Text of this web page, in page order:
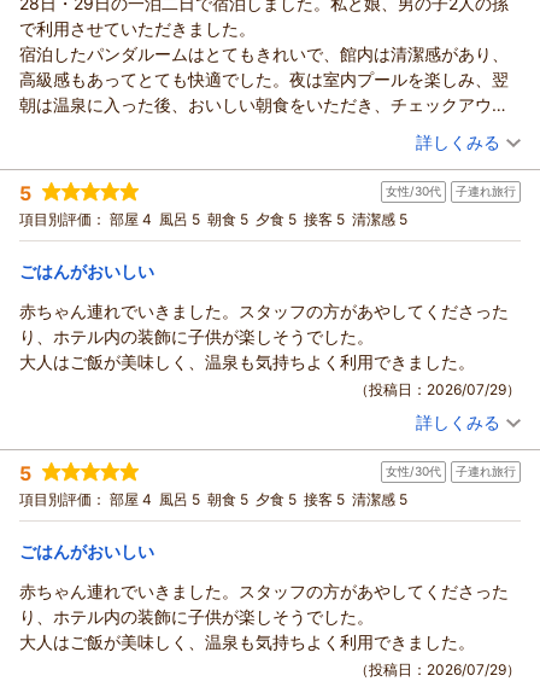
で利用させていただきました。
宿泊したパンダルームはとてもきれいで、館内は清潔感があり、
高級感もあってとても快適でした。夜は室内プールを楽しみ、翌
朝は温泉に入った後、おいしい朝食をいただき、チェックアウト
までホテルのプールで思う存分泳いで過ごしました。
何より孫たちが大喜びで、終始テンションが高く、とても楽しそ
うな姿を見て、私も本当に幸せな気持ちになりました。お食事も
とても美味しく、好きなものを好きなだけ食べる孫たちの笑顔を
見て、「来てよかった」と心から思いました。
ても充実した時間を過ごせました。
スタッフの皆さまにも親切に対応していただき、心より感謝して
おります。またぜひ宿泊したいと思います。ありがとうございま
した。
（投稿日：2026/07/29）
宿泊時期： 2026年07月宿泊 (家族旅行)
投稿者： まみーさん
宿泊プラン： ◆＜ビュッフェ＞【禁煙】ニコニコパンダルーム♪可愛いパン
ダがお出迎え
ツイン 朝・夕
宿泊価格帯： 20,001～21,000円(大人一人あたり/税込)
詳しくみる
5 女性/30代 子連れ旅行
項目別評価： 部屋 4 風呂 5 朝食 5 夕食 5 接客 5 清潔感 5
ごはんがおいしい
赤ちゃん連れでいきました。スタッフの方があやしてくださった
り、ホテル内の装飾に子供が楽しそうでした。
大人はご飯が美味しく、温泉も気持ちよく利用できました。
（投稿日：2026/07/29）
投稿者： なさん(女性/30代)
宿泊プラン： ◆＜ビュッフェ＞【一人旅応援】自分へのご褒美に♪ひとりで
気まま旅♪
ダブル 朝・夕
宿泊価格帯： 29,001～30,000円(大人一人あたり/税込)
詳しくみる
5 女性/30代 子連れ旅行
項目別評価： 部屋 4 風呂 5 朝食 5 夕食 5 接客 5 清潔感 5
ごはんがおいしい
赤ちゃん連れでいきました。スタッフの方があやしてくださった
り、ホテル内の装飾に子供が楽しそうでした。
大人はご飯が美味しく、温泉も気持ちよく利用できました。
（投稿日：2026/07/29）